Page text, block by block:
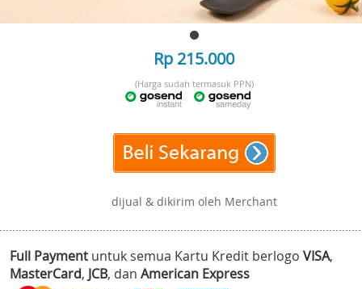
Rp 215.000
(Harga sudah termasuk PPN)
dijual & dikirim oleh Merchant
Full Payment untuk semua Kartu Kredit berlogo VISA,
MasterCard, JCB, dan American Express